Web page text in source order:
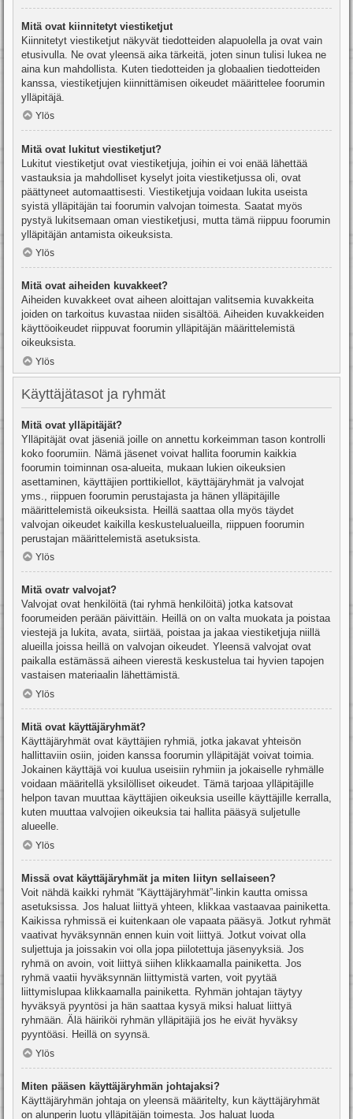
Mitä ovat kiinnitetyt viestiketjut
Kiinnitetyt viestiketjut näkyvät tiedotteiden alapuolella ja ovat vain
etusivulla. Ne ovat yleensä aika tärkeitä, joten sinun tulisi lukea ne
aina kun mahdollista. Kuten tiedotteiden ja globaalien tiedotteiden
kanssa, viestiketjujen kiinnittämisen oikeudet määrittelee foorumin
ylläpitäjä.
Ylös
Mitä ovat lukitut viestiketjut?
Lukitut viestiketjut ovat viestiketjuja, joihin ei voi enää lähettää
vastauksia ja mahdolliset kyselyt joita viestiketjussa oli, ovat
päättyneet automaattisesti. Viestiketjuja voidaan lukita useista
syistä ylläpitäjän tai foorumin valvojan toimesta. Saatat myös
pystyä lukitsemaan oman viestiketjusi, mutta tämä riippuu foorumin
ylläpitäjän antamista oikeuksista.
Ylös
Mitä ovat aiheiden kuvakkeet?
Aiheiden kuvakkeet ovat aiheen aloittajan valitsemia kuvakkeita
joiden on tarkoitus kuvastaa niiden sisältöä. Aiheiden kuvakkeiden
käyttöoikeudet riippuvat foorumin ylläpitäjän määrittelemistä
oikeuksista.
Ylös
Käyttäjätasot ja ryhmät
Mitä ovat ylläpitäjät?
Ylläpitäjät ovat jäseniä joille on annettu korkeimman tason kontrolli
koko foorumiin. Nämä jäsenet voivat hallita foorumin kaikkia
foorumin toiminnan osa-alueita, mukaan lukien oikeuksien
asettaminen, käyttäjien porttikiellot, käyttäjäryhmät ja valvojat
yms., riippuen foorumin perustajasta ja hänen ylläpitäjille
määrittelemistä oikeuksista. Heillä saattaa olla myös täydet
valvojan oikeudet kaikilla keskustelualueilla, riippuen foorumin
perustajan määrittelemistä asetuksista.
Ylös
Mitä ovatr valvojat?
Valvojat ovat henkilöitä (tai ryhmä henkilöitä) jotka katsovat
foorumeiden perään päivittäin. Heillä on on valta muokata ja poistaa
viestejä ja lukita, avata, siirtää, poistaa ja jakaa viestiketjuja niillä
alueilla joissa heillä on valvojan oikeudet. Yleensä valvojat ovat
paikalla estämässä aiheen vierestä keskustelua tai hyvien tapojen
vastaisen materiaalin lähettämistä.
Ylös
Mitä ovat käyttäjäryhmät?
Käyttäjäryhmät ovat käyttäjien ryhmiä, jotka jakavat yhteisön
hallittaviin osiin, joiden kanssa foorumin ylläpitäjät voivat toimia.
Jokainen käyttäjä voi kuulua useisiin ryhmiin ja jokaiselle ryhmälle
voidaan määritellä yksilölliset oikeudet. Tämä tarjoaa ylläpitäjille
helpon tavan muuttaa käyttäjien oikeuksia useille käyttäjille kerralla,
kuten muuttaa valvojien oikeuksia tai hallita pääsyä suljetulle
alueelle.
Ylös
Missä ovat käyttäjäryhmät ja miten liityn sellaiseen?
Voit nähdä kaikki ryhmät “Käyttäjäryhmät”-linkin kautta omissa
asetuksissa. Jos haluat liittyä yhteen, klikkaa vastaavaa painiketta.
Kaikissa ryhmissä ei kuitenkaan ole vapaata pääsyä. Jotkut ryhmät
vaativat hyväksynnän ennen kuin voit liittyä. Jotkut voivat olla
suljettuja ja joissakin voi olla jopa piilotettuja jäsenyyksiä. Jos
ryhmä on avoin, voit liittyä siihen klikkaamalla painiketta. Jos
ryhmä vaatii hyväksynnän liittymistä varten, voit pyytää
liittymislupaa klikkaamalla painiketta. Ryhmän johtajan täytyy
hyväksyä pyyntösi ja hän saattaa kysyä miksi haluat liittyä
ryhmään. Älä häiriköi ryhmän ylläpitäjiä jos he eivät hyväksy
pyyntöäsi. Heillä on syynsä.
Ylös
Miten pääsen käyttäjäryhmän johtajaksi?
Käyttäjäryhmän johtaja on yleensä määritelty, kun käyttäjäryhmät
on alunperin luotu ylläpitäjän toimesta. Jos haluat luoda